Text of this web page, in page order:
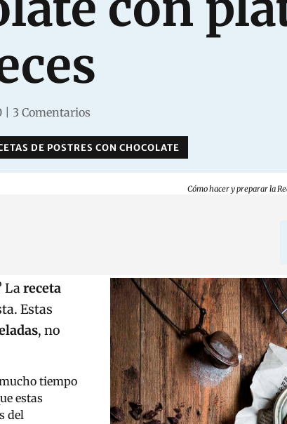
3 Comentarios
DE POSTRES CON CHOCOLATE
Cómo hacer y preparar la
Lareceta
Estas
, no
tiempo
estas
del